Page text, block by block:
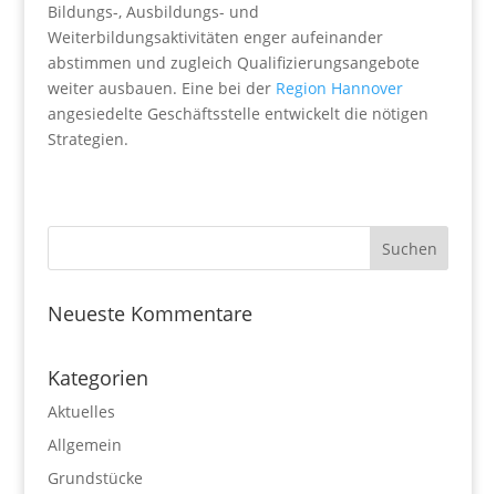
Bildungs-, Ausbildungs- und
Weiterbildungsaktivitäten enger aufeinander
abstimmen und zugleich Qualifizierungsangebote
weiter ausbauen. Eine bei der Region Hannover
angesiedelte Geschäftsstelle entwickelt die nötigen
Strategien.
Neueste Kommentare
Kategorien
Aktuelles
Allgemein
Grundstücke